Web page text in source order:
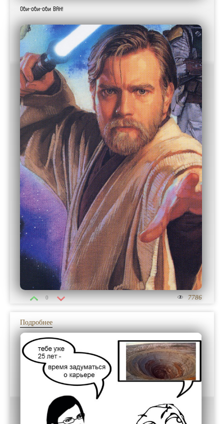
7786
0
Оби-оби-оби ВАН!
Подробнее